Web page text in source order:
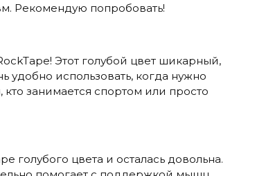
Рекомендую попробовать!
Этот голубой цвет шикарный,
удобно использовать, когда нужно
занимается спортом или просто
голубого цвета и осталась довольна.